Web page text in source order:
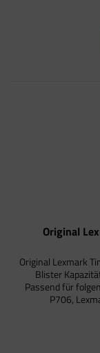
Original
Original Lexmark
Blister
Passend für
P706,